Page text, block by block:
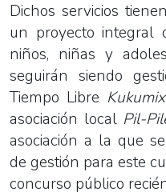
Dichos servicios
un proyecto integral
niños, niñas y
seguirán siendo
Tiempo Libre
asociación local Pil-
asociación a la que
de gestión para este
concurso público